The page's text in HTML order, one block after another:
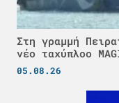
Στη γραμμή
νέο ταχύπλοο
05.08.26